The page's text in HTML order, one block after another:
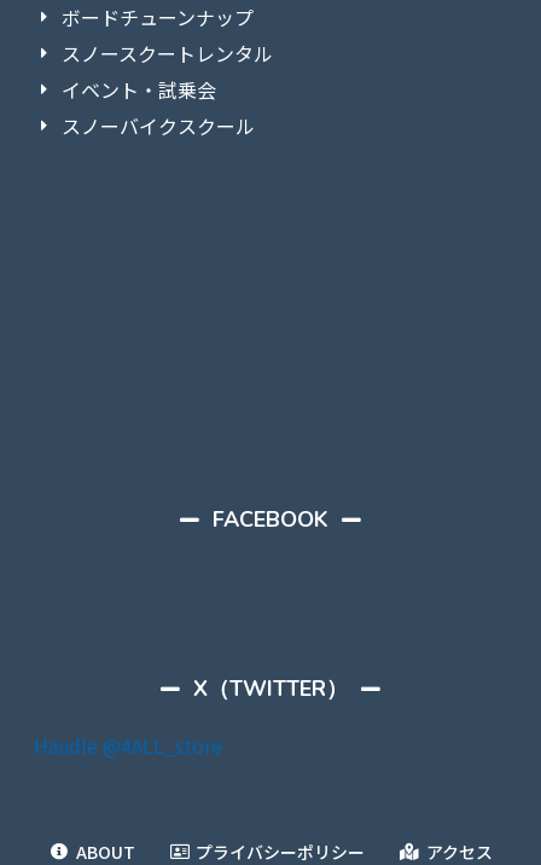
ボードチューンナップ
スノースクートレンタル
イベント・試乗会
スノーバイクスクール
FACEBOOK
X（TWITTER）
Handle @4ALL_store
ABOUT プライバシーポリシー アクセス